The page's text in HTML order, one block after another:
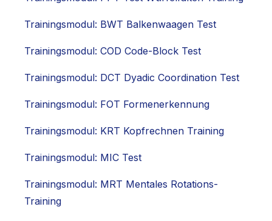
Trainingsmodul: BWT Balkenwaagen Test
Trainingsmodul: COD Code-Block Test
Trainingsmodul: DCT Dyadic Coordination Test
Trainingsmodul: FOT Formenerkennung
Trainingsmodul: KRT Kopfrechnen Training
Trainingsmodul: MIC Test
Trainingsmodul: MRT Mentales Rotations-
Training